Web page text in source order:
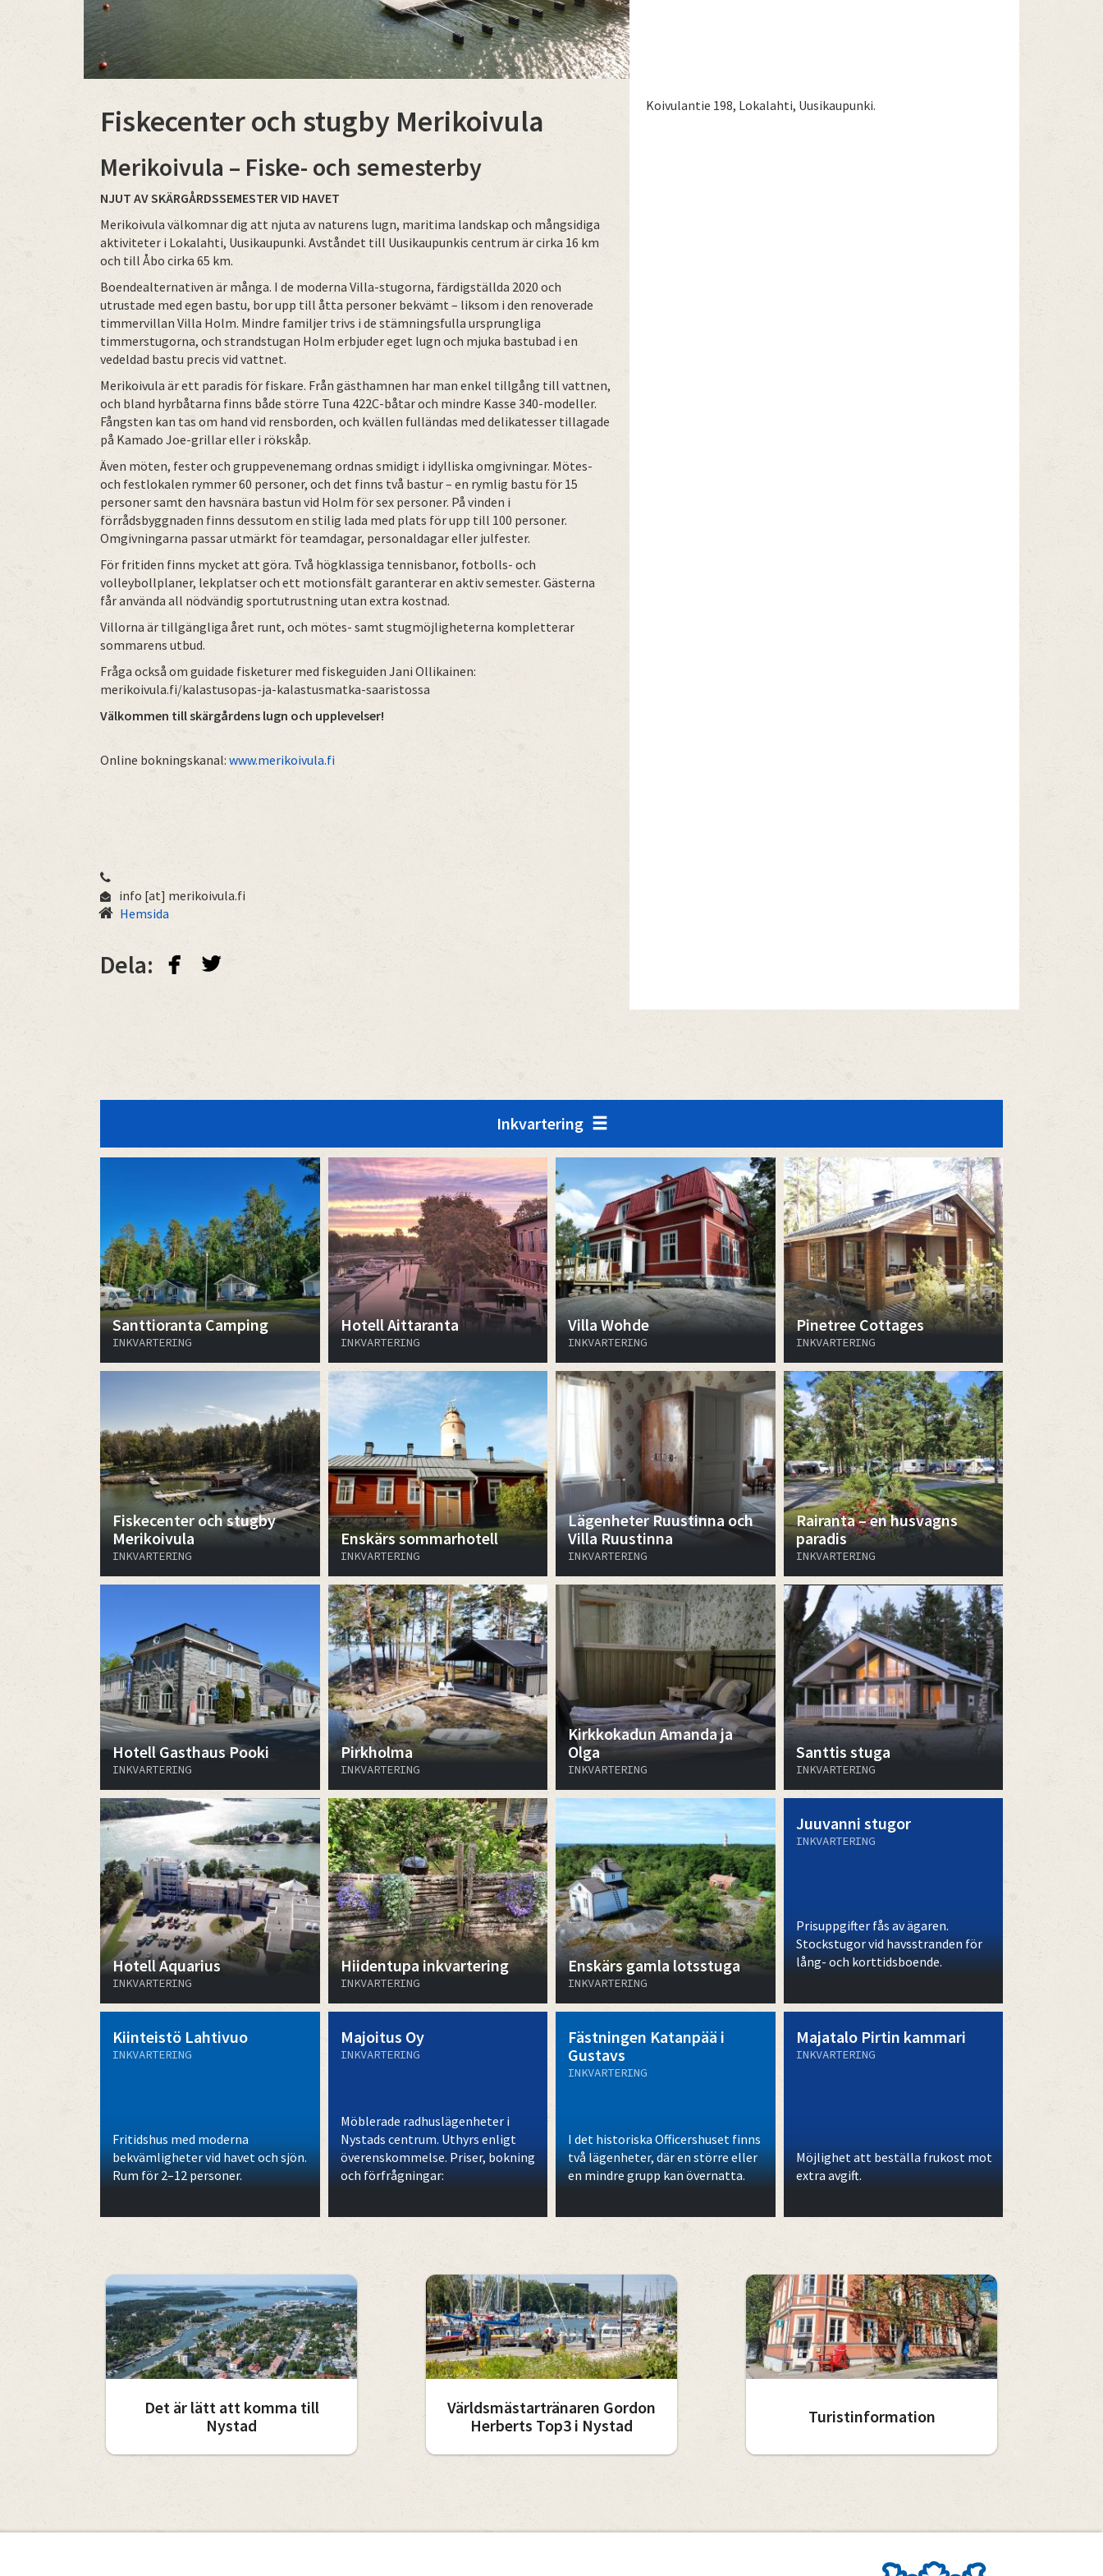
Fiskecenter och stugby Merikoivula
Merikoivula – Fiske- och semesterby
NJUT AV SKÄRGÅRDSSEMESTER VID HAVET
Merikoivula välkomnar dig att njuta av naturens lugn, maritima landskap och mångsidiga
aktiviteter i Lokalahti, Uusikaupunki. Avståndet till Uusikaupunkis centrum är cirka 16 km
och till Åbo cirka 65 km.
Boendealternativen är många. I de moderna Villa-stugorna, färdigställda 2020 och
utrustade med egen bastu, bor upp till åtta personer bekvämt – liksom i den renoverade
timmervillan Villa Holm. Mindre familjer trivs i de stämningsfulla ursprungliga
timmerstugorna, och strandstugan Holm erbjuder eget lugn och mjuka bastubad i en
vedeldad bastu precis vid vattnet.
Merikoivula är ett paradis för fiskare. Från gästhamnen har man enkel tillgång till vattnen,
och bland hyrbåtarna finns både större Tuna 422C-båtar och mindre Kasse 340-modeller.
Fångsten kan tas om hand vid rensborden, och kvällen fulländas med delikatesser tillagade
på Kamado Joe-grillar eller i rökskåp.
Även möten, fester och gruppevenemang ordnas smidigt i idylliska omgivningar. Mötes-
och festlokalen rymmer 60 personer, och det finns två bastur – en rymlig bastu för 15
personer samt den havsnära bastun vid Holm för sex personer. På vinden i
förrådsbyggnaden finns dessutom en stilig lada med plats för upp till 100 personer.
Omgivningarna passar utmärkt för teamdagar, personaldagar eller julfester.
För fritiden finns mycket att göra. Två högklassiga tennisbanor, fotbolls- och
volleybollplaner, lekplatser och ett motionsfält garanterar en aktiv semester. Gästerna
får använda all nödvändig sportutrustning utan extra kostnad.
Villorna är tillgängliga året runt, och mötes- samt stugmöjligheterna kompletterar
sommarens utbud.
Fråga också om guidade fisketurer med fiskeguiden Jani Ollikainen:
merikoivula.fi/kalastusopas-ja-kalastusmatka-saaristossa
Välkommen till skärgårdens lugn och upplevelser!
Online bokningskanal: www.merikoivula.fi
info [at] merikoivula.fi
Hemsida
Dela: facebook twitterbird
Koivulantie 198, Lokalahti, Uusikaupunki.
Inkvartering
Santtioranta Camping
INKVARTERING
Hotell Aittaranta
INKVARTERING
Villa Wohde
INKVARTERING
Pinetree Cottages
INKVARTERING
Fiskecenter och stugby
Merikoivula
INKVARTERING
Enskärs sommarhotell
INKVARTERING
Lägenheter Ruustinna och
Villa Ruustinna
INKVARTERING
Rairanta – en husvagns
paradis
INKVARTERING
Hotell Gasthaus Pooki
INKVARTERING
Pirkholma
INKVARTERING
Kirkkokadun Amanda ja
Olga
INKVARTERING
Santtis stuga
INKVARTERING
Hotell Aquarius
INKVARTERING
Hiidentupa inkvartering
INKVARTERING
Enskärs gamla lotsstuga
INKVARTERING
Juuvanni stugor
INKVARTERING
Prisuppgifter fås av ägaren.
Stockstugor vid havsstranden för
lång- och korttidsboende.
Kiinteistö Lahtivuo
INKVARTERING
Fritidshus med moderna
bekvämligheter vid havet och sjön.
Rum för 2–12 personer.
Majoitus Oy
INKVARTERING
Möblerade radhuslägenheter i
Nystads centrum. Uthyrs enligt
överenskommelse. Priser, bokning
och förfrågningar:
Fästningen Katanpää i
Gustavs
INKVARTERING
I det historiska Officershuset finns
två lägenheter, där en större eller
en mindre grupp kan övernatta.
Majatalo Pirtin kammari
INKVARTERING
Möjlighet att beställa frukost mot
extra avgift.
Det är lätt att komma till
Nystad
Världsmästartränaren Gordon
Herberts Top3 i Nystad
Turistinformation